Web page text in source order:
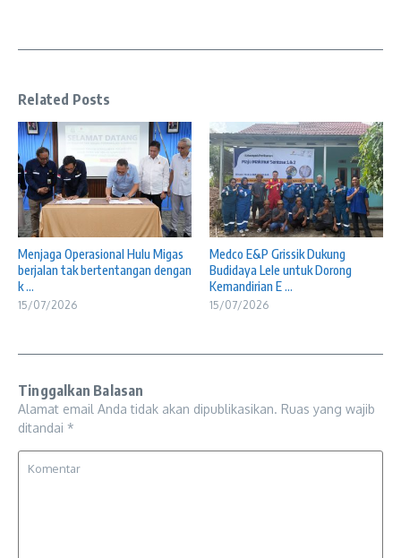
Related Posts
Menjaga Operasional Hulu Migas
berjalan tak bertentangan dengan
k ...
15/07/2026
Medco E&P Grissik Dukung
Budidaya Lele untuk Dorong
Kemandirian E ...
15/07/2026
Tinggalkan Balasan
Alamat email Anda tidak akan dipublikasikan. Ruas yang wajib
ditandai *